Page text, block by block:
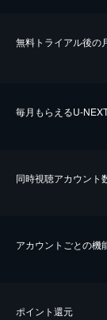
無料トライアル後の
毎⽉もらえるU-
同時視聴アカウント
アカウントごとの機
ポイント還元